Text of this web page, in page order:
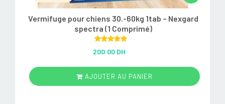
Vermifuge pour chiens 30.-60kg 1tab – Nexgard
spectra (1 Comprimé)
out of 5
200.00 DH
AJOUTER AU PANIER